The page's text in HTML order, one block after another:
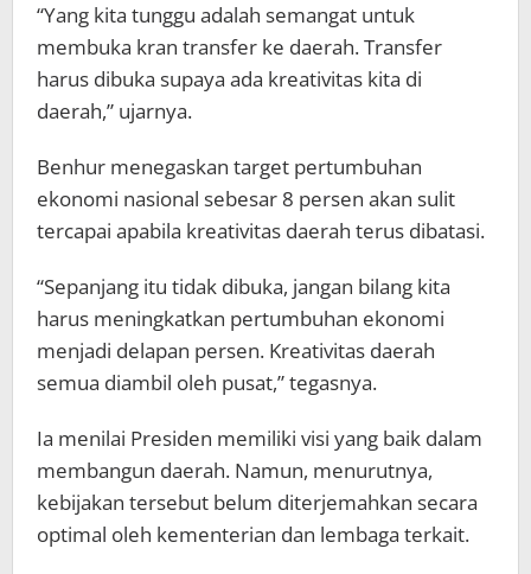
“Yang kita tunggu adalah semangat untuk
membuka kran transfer ke daerah. Transfer
harus dibuka supaya ada kreativitas kita di
daerah,” ujarnya.
Benhur menegaskan target pertumbuhan
ekonomi nasional sebesar 8 persen akan sulit
tercapai apabila kreativitas daerah terus dibatasi.
“Sepanjang itu tidak dibuka, jangan bilang kita
harus meningkatkan pertumbuhan ekonomi
menjadi delapan persen. Kreativitas daerah
semua diambil oleh pusat,” tegasnya.
Ia menilai Presiden memiliki visi yang baik dalam
membangun daerah. Namun, menurutnya,
kebijakan tersebut belum diterjemahkan secara
optimal oleh kementerian dan lembaga terkait.